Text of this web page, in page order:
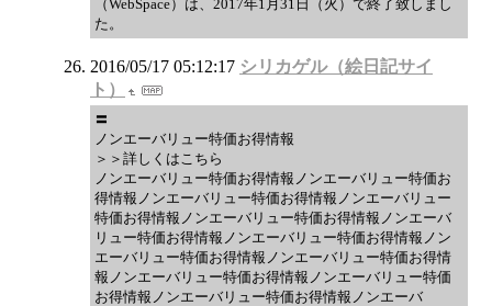
（WebSpace）は、2017年1月31日（火）で終了致しまし
た。
2016/05/17 05:12:17 シリカゲル（絵日記サイ
ト）
〓
ノンエーバリュー特価お得情報
＞＞詳しくはこちら
ノンエーバリュー特価お得情報ノンエーバリュー特価お
得情報ノンエーバリュー特価お得情報ノンエーバリュー
特価お得情報ノンエーバリュー特価お得情報ノンエーバ
リュー特価お得情報ノンエーバリュー特価お得情報ノン
エーバリュー特価お得情報ノンエーバリュー特価お得情
報ノンエーバリュー特価お得情報ノンエーバリュー特価
お得情報ノンエーバリュー特価お得情報ノンエーバ